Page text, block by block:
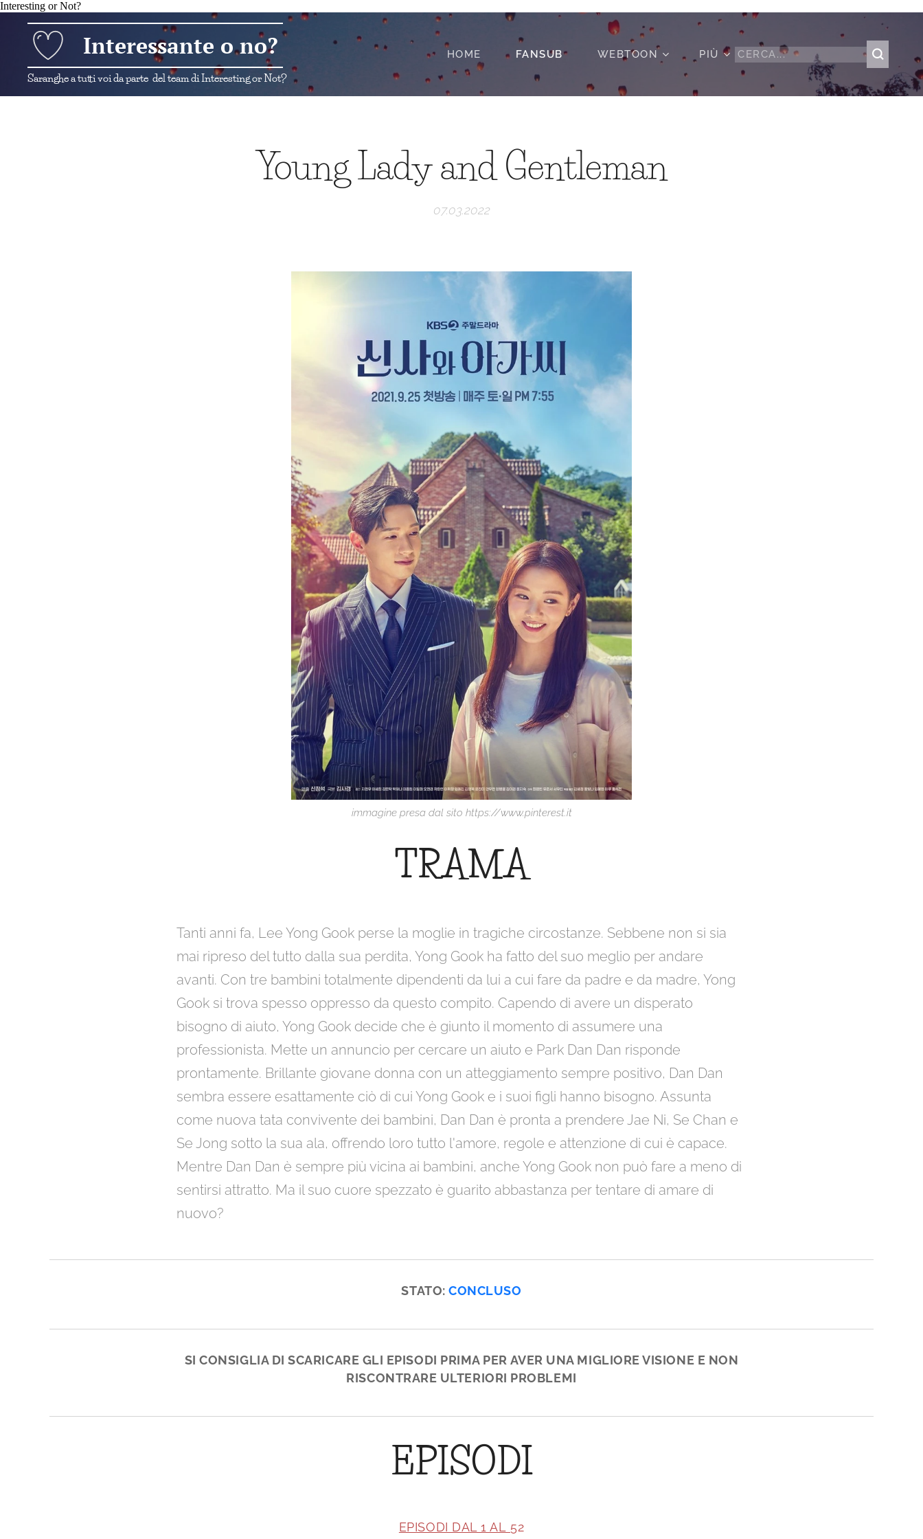
Interesting or Not?
Interessante o no?
Saranghe a tutti voi da parte del team di Interesting or Not?
HOME FANSUB WEBTOON PIÙ
Young Lady and Gentleman
07.03.2022
immagine presa dal sito https://www.pinterest.it
TRAMA
Tanti anni fa, Lee Yong Gook perse la moglie in tragiche circostanze. Sebbene non si sia
mai ripreso del tutto dalla sua perdita, Yong Gook ha fatto del suo meglio per andare
avanti. Con tre bambini totalmente dipendenti da lui a cui fare da padre e da madre, Yong
Gook si trova spesso oppresso da questo compito. Capendo di avere un disperato
bisogno di aiuto, Yong Gook decide che è giunto il momento di assumere una
professionista. Mette un annuncio per cercare un aiuto e Park Dan Dan risponde
prontamente. Brillante giovane donna con un atteggiamento sempre positivo, Dan Dan
sembra essere esattamente ciò di cui Yong Gook e i suoi figli hanno bisogno. Assunta
come nuova tata convivente dei bambini, Dan Dan è pronta a prendere Jae Ni, Se Chan e
Se Jong sotto la sua ala, offrendo loro tutto l'amore, regole e attenzione di cui è capace.
Mentre Dan Dan è sempre più vicina ai bambini, anche Yong Gook non può fare a meno di
sentirsi attratto. Ma il suo cuore spezzato è guarito abbastanza per tentare di amare di
nuovo?
STATO:CONCLUSO
SI CONSIGLIA DI SCARICARE GLI EPISODI PRIMA PER AVER UNA MIGLIORE VISIONE E NON
RISCONTRARE ULTERIORI PROBLEMI
EPISODI
EPISODI DAL 1 AL 52